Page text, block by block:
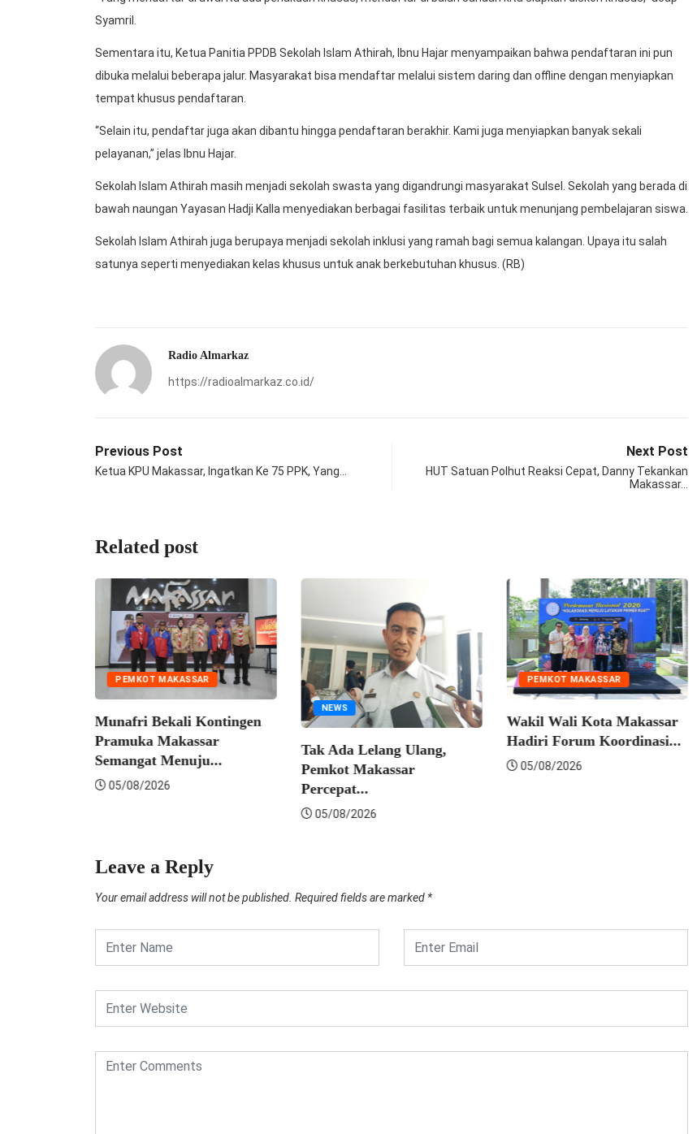
Syamril.
Sementara itu, Ketua Panitia PPDB Sekolah Islam Athirah, Ibnu Hajar menyampaikan bahwa pendaftaran ini pun
dibuka melalui beberapa jalur. Masyarakat bisa mendaftar melalui sistem daring dan offline dengan menyiapkan
tempat khusus pendaftaran.
“Selain itu, pendaftar juga akan dibantu hingga pendaftaran berakhir. Kami juga menyiapkan banyak sekali
pelayanan,” jelas Ibnu Hajar.
Sekolah Islam Athirah masih menjadi sekolah swasta yang digandrungi masyarakat Sulsel. Sekolah yang berada di
bawah naungan Yayasan Hadji Kalla menyediakan berbagai fasilitas terbaik untuk menunjang pembelajaran siswa.
Sekolah Islam Athirah juga berupaya menjadi sekolah inklusi yang ramah bagi semua kalangan. Upaya itu salah
satunya seperti menyediakan kelas khusus untuk anak berkebutuhan khusus. (RB)
Radio Almarkaz
https://radioalmarkaz.co.id/
Previous Post
Ketua KPU Makassar, Ingatkan Ke 75 PPK, Yang…
Next Post
HUT Satuan Polhut Reaksi Cepat, Danny Tekankan
Makassar…
Related post
Bekali Kontingen
Makassar
Menuju...
Tak Ada Lelang Ulang,
Pemkot Makassar
PEMKOT MAKASSAR
Wakil Wali Kota Makassar
Hadiri Forum Koordinasi...
05/08/2026
PEMKOT
Munafri Bekali
Pramuka
Semangat
Leave a Reply
Your email address will not be published. Required fields are marked *